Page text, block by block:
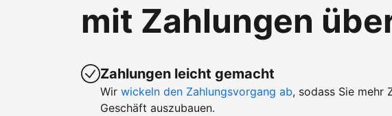
mit Zahlungen
Zahlungen leicht gemacht
Wir wickeln den Zahlungsvorgang ab, sodass Sie mehr
Geschäft auszubauen.